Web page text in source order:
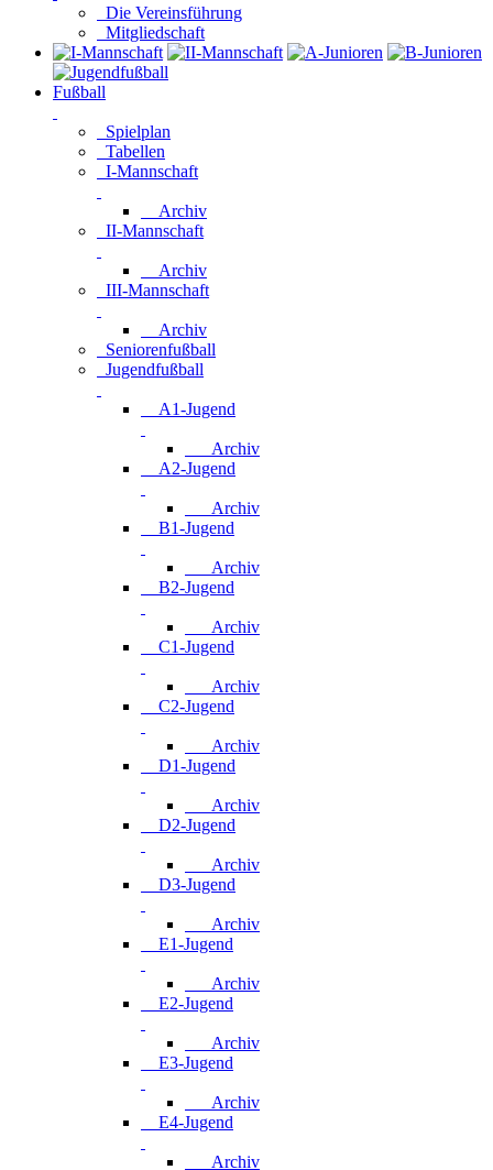
Die Vereinsführung
Mitgliedschaft
Fußball
Spielplan
Tabellen
I-Mannschaft
Archiv
II-Mannschaft
Archiv
III-Mannschaft
Archiv
Seniorenfußball
Jugendfußball
A1-Jugend
Archiv
A2-Jugend
Archiv
B1-Jugend
Archiv
B2-Jugend
Archiv
C1-Jugend
Archiv
C2-Jugend
Archiv
D1-Jugend
Archiv
D2-Jugend
Archiv
D3-Jugend
Archiv
E1-Jugend
Archiv
E2-Jugend
Archiv
E3-Jugend
Archiv
E4-Jugend
Archiv